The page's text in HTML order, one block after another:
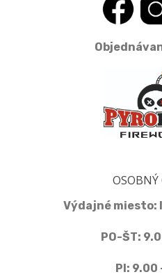
OSOBNÝ
Výdajné miesto:
PO-ŠT:
PI: 9.00